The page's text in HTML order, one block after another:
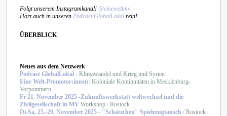
Folgt unserem Instagramkanal! @eineweltmv
Hört auch in unseren Podcast GlobalLokal rein!
ÜBERBLICK
Neues aus dem Netzwerk
Podcast GlobalLokal - Klimawandel und Krieg und Syrien
Eine Welt-Promotor:innen: Koloniale Kontinuitäten in Mecklenburg-
Vorpommern
Fr 21. November 2025 -Zukunftswerkstatt weltwechsel und die
Zivilgesellschaft in MV Workshop / Rostock
Di-Sa, 25.-29. November 2025 - "Schätzchen" Spielzeugtausch / Rostock